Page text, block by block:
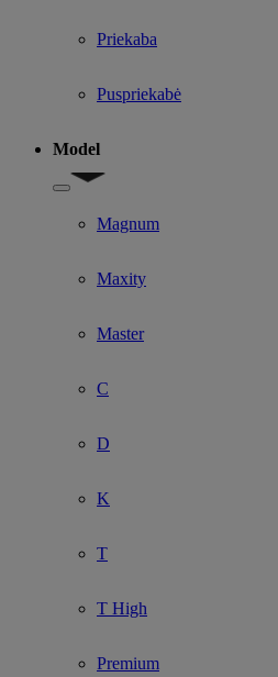
Priekaba
Puspriekabė
Model
Show submenu for Model
Magnum
Maxity
Master
C
D
K
T
T High
Premium